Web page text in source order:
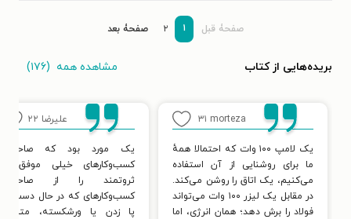
صفحۀ قبل ۱ ۲ صفحۀ بعد
بریده‌هایی از کتاب مشاهده همه (۱۷۶)
morteza ۳۱
یک لامپ ۱۰۰ وات که احتمالا همهٔ
ما برای روشنایی از آن استفاده
می‌کنیم، یک اتاق را روشن می‌کند.
در مقابل یک لیزر ۱۰۰ وات می‌تواند
فولاد را برش دهد؛ همان انرژی، اما
علیرضا ۲۲
یک مورد بود که صاحبان
کسب‌وکارهای خیلی موفق و
ثروتمند را از صاحبان
کسب‌وکارهای که در حال دست و
پا زدن یا ورشکسته، متمایز